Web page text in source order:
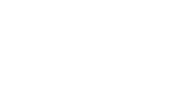
się w nowym oknie